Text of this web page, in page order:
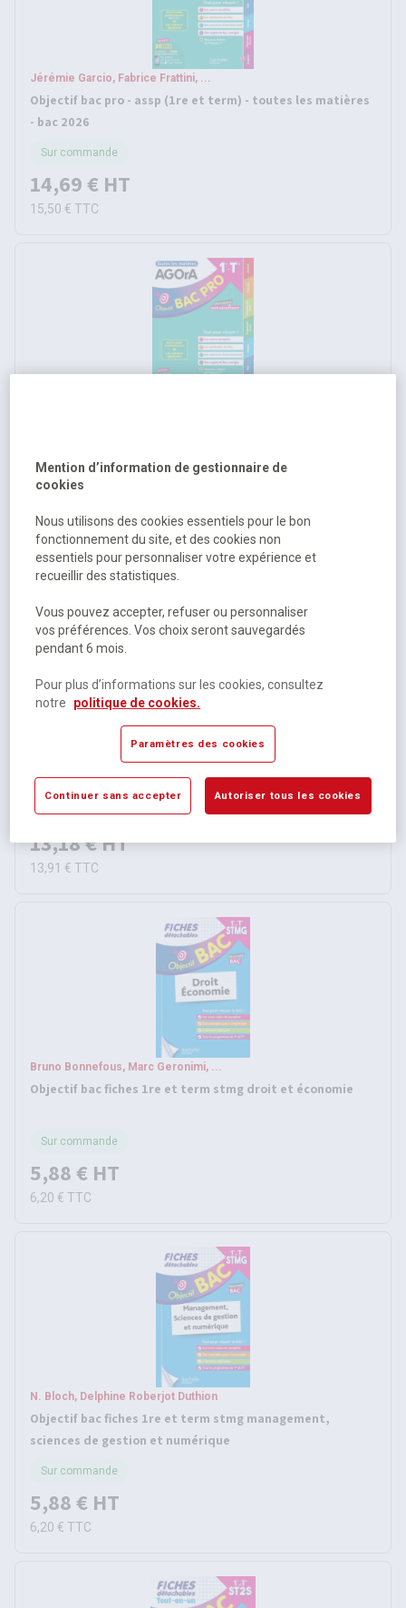
Jérémie Garcio, Fabrice Frattini, ...
Objectif bac pro - assp (1re et term) - toutes les matières
- bac 2026
Sur commande
14,69 € HT
15,50 € TTC
Sur commande
14,69 €HT
15,50 €TTC
Jean-Yves Gola, Séverine Roure, ...
Objectif bac pro assp (2de - 1re - term) - fiches - nouveaux
programmes bac 2026
Sur commande
13,18 €HT
13,91 € TTC
Bruno Bonnefous, Marc Geronimi, ...
Objectif bac fiches 1re et term stmg droit et économie
Sur commande
5,88 € HT
6,20 € TTC
N. Bloch, Delphine Roberjot Duthion
Objectif bac fiches 1re et term stmg management,
sciences de gestion et numérique
Sur commande
5,88 € HT
6,20 € TTC
Mention d’information de gestionnaire de
cookies
Nous utilisons des cookies essentiels pour le bon
fonctionnement du site, et des cookies non
essentiels pour personnaliser votre expérience et
recueillir des statistiques.
Vous pouvez accepter, refuser ou personnaliser
vos préférences. Vos choix seront sauvegardés
pendant 6 mois.
Pour plus d’informations sur les cookies, consultez
notre
politique de cookies.
Paramètres des cookies
Continuer sans accepter Autoriser tous les cookies